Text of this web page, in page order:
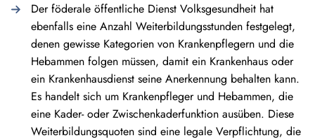
Der föderale öffentliche Dienst Volksgesundheit hat
ebenfalls eine Anzahl Weiterbildungsstunden festgelegt,
denen gewisse Kategorien von Krankenpflegern und die
Hebammen folgen müssen, damit ein Krankenhaus oder
ein Krankenhausdienst seine Anerkennung behalten kann.
Es handelt sich um Krankenpfleger und Hebammen, die
eine Kader- oder Zwischenkaderfunktion ausüben. Diese
Weiterbildungsquoten sind eine legale Verpflichtung, die